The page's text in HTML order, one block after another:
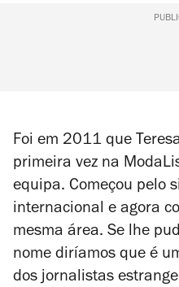
Foi em 2011 que
primeira vez na
equipa. Começou pelo
internacional e agora
mesma área. Se lhe
nome diríamos que é
dos jornalistas